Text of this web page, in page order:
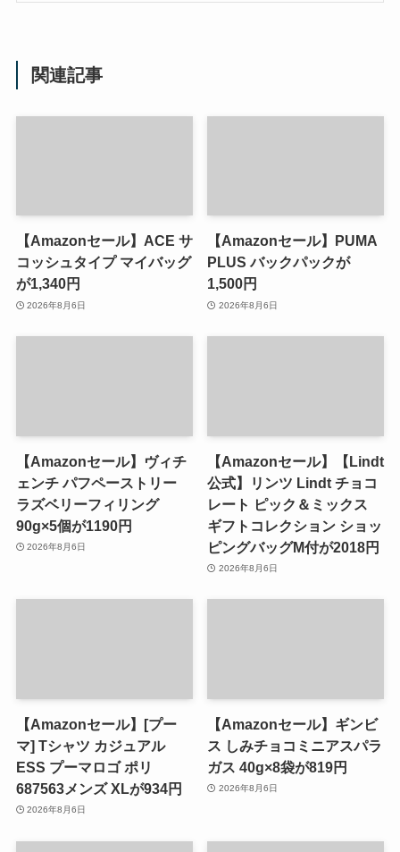
関連記事
【Amazonセール】ACE サ
コッシュタイプ マイバッグ
が1,340円
2026年8月6日
【Amazonセール】PUMA
PLUS バックパックが
1,500円
2026年8月6日
【Amazonセール】ヴィチ
ェンチ パフペーストリー
ラズベリーフィリング
90g×5個が1190円
2026年8月6日
【Amazonセール】【Lindt
公式】リンツ Lindt チョコ
レート ピック＆ミックス
ギフトコレクション ショッ
ピングバッグM付が2018円
2026年8月6日
【Amazonセール】[プー
マ] Tシャツ カジュアル
ESS プーマロゴ ポリ
687563メンズ XLが934円
2026年8月6日
【Amazonセール】ギンビ
ス しみチョコミニアスパラ
ガス 40g×8袋が819円
2026年8月6日